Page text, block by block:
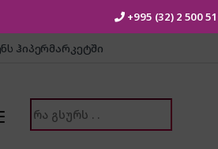
+995 (32) 2 500
ჰიპერმარკეტში
Search for: